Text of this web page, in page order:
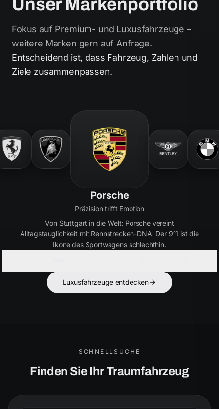
Unser Markenportfolio
Fokus auf Premium- und Luxusfahrzeuge –
weitere Marken gern auf Anfrage.
Entscheidend ist, dass Fahrzeug, Zahlen und
Ziele zusammenpassen.
Bentley
Handwerkskunst seit 1919
Britische Eleganz in Perfektion. Bentley verbindet
ultimativen Luxus mit kraftvoller Performance – für Kenner,
die das Besondere suchen.
Luxusfahrzeuge entdecken
SCHNELLSUCHE
Finden Sie Ihr Traumfahrzeug